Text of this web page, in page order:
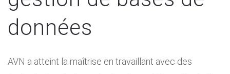
données
AVN a atteint la maîtrise en travaillant avec des